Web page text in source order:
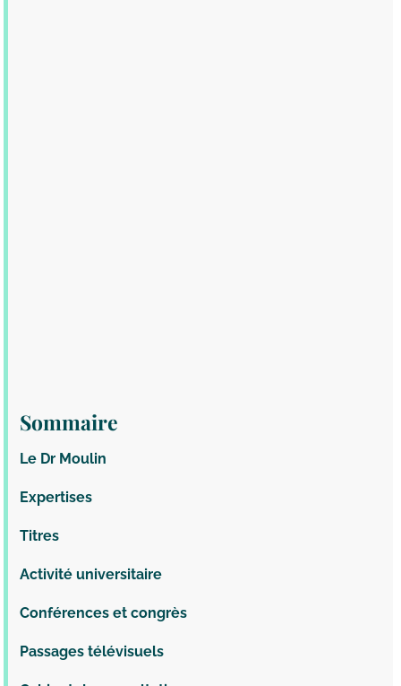
Sommaire
Le Dr Moulin
Expertises
Titres
Activité universitaire
Conférences et congrès
Passages télévisuels